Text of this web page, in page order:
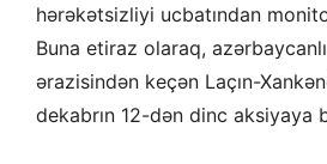
hərəkətsizliyi ucbatından
Buna etiraz olaraq,
ərazisindən keçən Laçın-
dekabrın 12-dən dinc aksiyaya